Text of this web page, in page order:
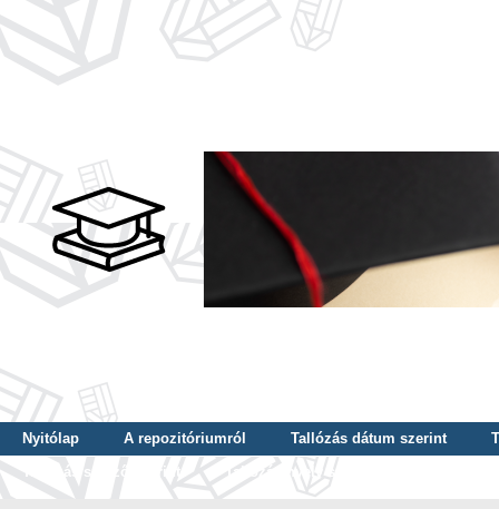
Nyitólap A repozitóriumról Tallózás dátum szerint
Tallózás szerző szerint
Tallózás nyelv szerint